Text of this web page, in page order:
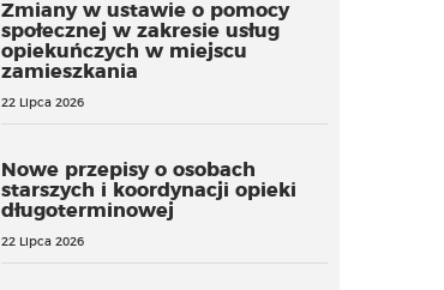
Zmiany w ustawie o pomocy
społecznej w zakresie usług
opiekuńczych w miejscu
zamieszkania
22 Lipca 2026
Nowe przepisy o osobach
starszych i koordynacji opieki
długoterminowej
22 Lipca 2026